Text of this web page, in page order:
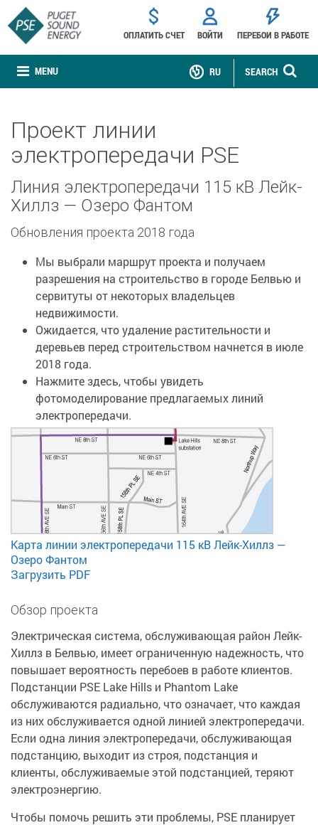
MENU
ОПЛАТИТЬ СЧЕТ ВОЙТИ ПЕРЕБОИ В РАБОТЕ
SEARCH
RU
Проект линии
электропередачи PSE
Линия электропередачи 115 кВ Лейк-
Хиллз — Озеро Фантом
Обновления проекта 2018 года
Мы выбрали маршрут проекта и получаем
разрешения на строительство в городе Белвью и
сервитуты от некоторых владельцев
недвижимости.
Ожидается, что удаление растительности и
деревьев перед строительством начнется в июле
2018 года.
Нажмите здесь, чтобы увидеть
фотомоделирование предлагаемых линий
электропередачи.
Карта линии электропередачи 115 кВ Лейк-Хиллз —
Озеро Фантом
Загрузить PDF
Обзор проекта
Электрическая система, обслуживающая район Лейк-
Хиллз в Белвью, имеет ограниченную надежность, что
повышает вероятность перебоев в работе клиентов.
Подстанции PSE Lake Hills и Phantom Lake
обслуживаются радиально, что означает, что каждая
из них обслуживается одной линией электропередачи.
Если одна линия электропередачи, обслуживающая
подстанцию, выходит из строя, подстанция и
клиенты, обслуживаемые этой подстанцией, теряют
электроэнергию.
Чтобы помочь решить эти проблемы, PSE планирует